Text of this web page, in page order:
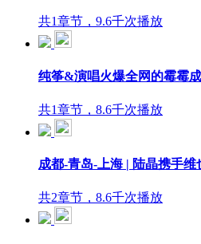
共1章节，9.6千次播放
纯筝&演唱火爆全网的霉霉
共1章节，8.6千次播放
成都-青岛-上海 | 陆晶携手
共2章节，8.6千次播放